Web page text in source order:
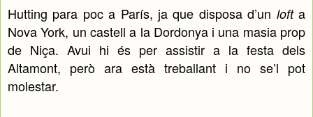
Hutting para poc a París, ja que disposa d’un lofta
Nova York, un castell a la Dordonya i una masia prop
de Niça. Avui hi és per assistir a la festa dels
Altamont, però ara està treballant i no se’l pot
molestar.